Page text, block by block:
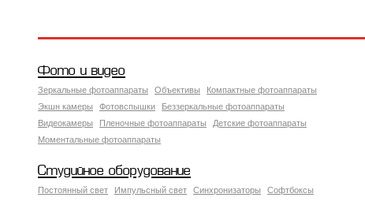
Фото и видео
Зеркальные фотоаппараты Объективы
Компактные фотоаппараты
Экшн камеры
Фотовспышки
Беззеркальные фотоаппараты
Видеокамеры
Пленочные фотоаппараты
Детские фотоаппараты
Моментальные фотоаппараты
Студийное оборудование
Постоянный свет Импульсный свет Синхронизаторы
Софтбоксы